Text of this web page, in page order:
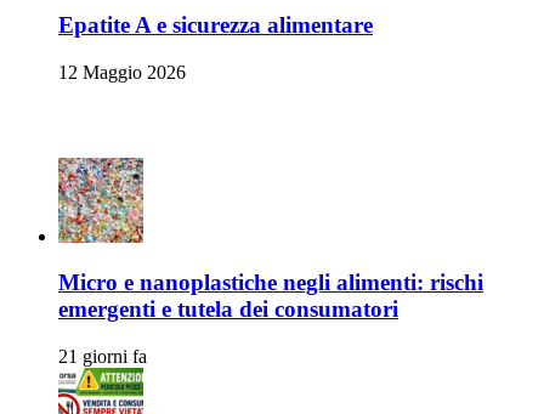
Epatite A e sicurezza alimentare
12 Maggio 2026
Micro e nanoplastiche negli alimenti: rischi
emergenti e tutela dei consumatori
21 giorni fa